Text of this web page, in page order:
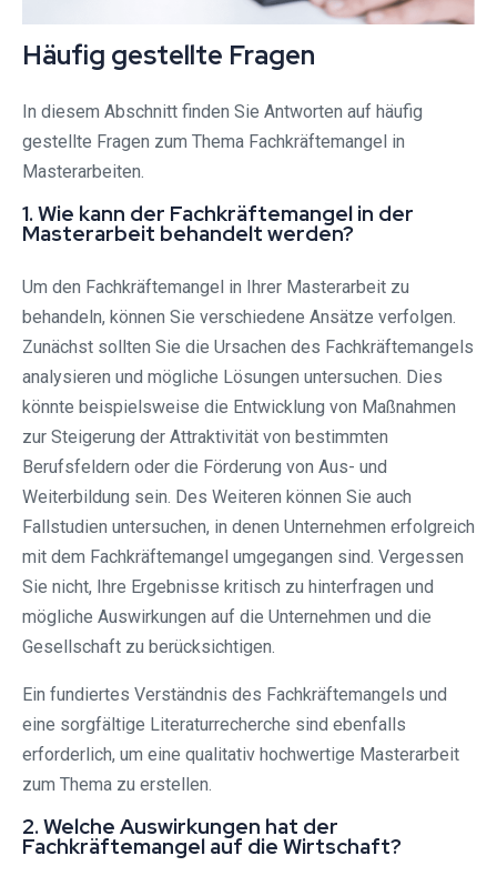
Häufig gestellte Fragen
In diesem Abschnitt finden Sie Antworten auf häufig
gestellte Fragen zum Thema Fachkräftemangel in
Masterarbeiten.
1. Wie kann der Fachkräftemangel in der
Masterarbeit behandelt werden?
Um den Fachkräftemangel in Ihrer Masterarbeit zu
behandeln, können Sie verschiedene Ansätze verfolgen.
Zunächst sollten Sie die Ursachen des Fachkräftemangels
analysieren und mögliche Lösungen untersuchen. Dies
könnte beispielsweise die Entwicklung von Maßnahmen
zur Steigerung der Attraktivität von bestimmten
Berufsfeldern oder die Förderung von Aus- und
Weiterbildung sein. Des Weiteren können Sie auch
Fallstudien untersuchen, in denen Unternehmen erfolgreich
mit dem Fachkräftemangel umgegangen sind. Vergessen
Sie nicht, Ihre Ergebnisse kritisch zu hinterfragen und
mögliche Auswirkungen auf die Unternehmen und die
Gesellschaft zu berücksichtigen.
Ein fundiertes Verständnis des Fachkräftemangels und
eine sorgfältige Literaturrecherche sind ebenfalls
erforderlich, um eine qualitativ hochwertige Masterarbeit
zum Thema zu erstellen.
2. Welche Auswirkungen hat der
Fachkräftemangel auf die Wirtschaft?